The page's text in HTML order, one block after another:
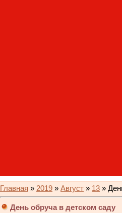
Главная » 2019 » Август » 13 »
День обруча в детском саду